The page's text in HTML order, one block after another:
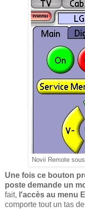
Novii Remote
Une fois ce bouton
poste demande un
fait, l'accès au menu
comporte tout un tas